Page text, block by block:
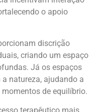
o apoio
discrição
criando um espaço
Já os espaços
natureza, ajudando a
de equilíbrio.